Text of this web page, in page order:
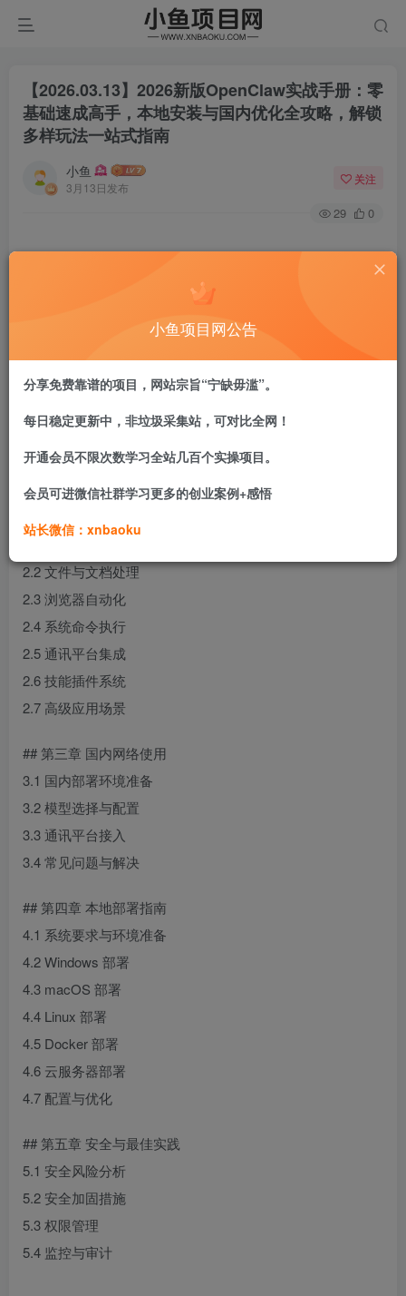
【2026.03.13】2026新版OpenClaw实战手册：零
基础速成高手，本地安装与国内优化全攻略，解锁
多样玩法一站式指南
小鱼
3月13日发布
关注
29 0
## 第一章 OpenClaw 简介
1.1 什么是 OpenClaw
1.2 核心特性与优势
2.2 文件与文档处理
2.3 浏览器自动化
2.4 系统命令执行
2.5 通讯平台集成
2.6 技能插件系统
2.7 高级应用场景
## 第三章 国内网络使用
3.1 国内部署环境准备
3.2 模型选择与配置
3.3 通讯平台接入
3.4 常见问题与解决
## 第四章 本地部署指南
4.1 系统要求与环境准备
4.2 Windows 部署
4.3 macOS 部署
4.4 Linux 部署
4.5 Docker 部署
4.6 云服务器部署
4.7 配置与优化
## 第五章 安全与最佳实践
5.1 安全风险分析
5.2 安全加固措施
5.3 权限管理
5.4 监控与审计
小鱼项目网公告
分享免费靠谱的项目，网站宗旨“宁缺毋滥”。
每日稳定更新中，非垃圾采集站，可对比全网！
开通会员不限次数学习全站几百个实操项目。
会员可进微信社群学习更多的创业案例+感悟
站长微信：xnbaoku